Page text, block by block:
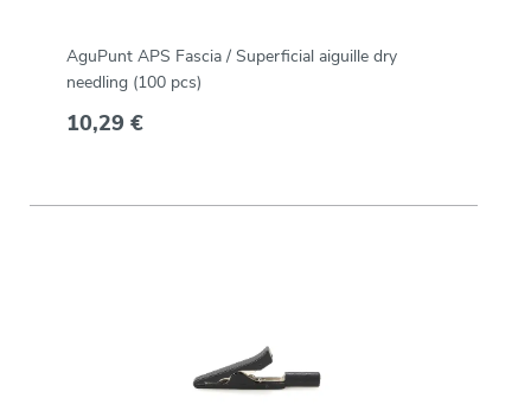
AguPunt APS Fascia / Superficial aiguille dry
needling (100 pcs)
10,29 €